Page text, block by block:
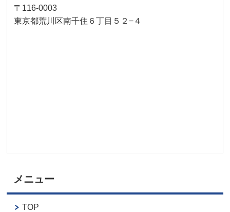
〒116-0003
東京都荒川区南千住６丁目５２−４
メニュー
TOP